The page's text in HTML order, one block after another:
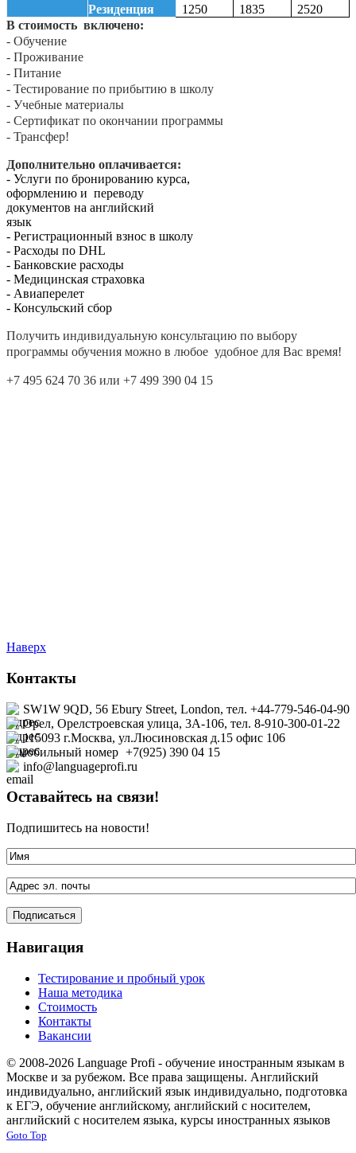
Резиденция
1250 1835
2520
В стоимость включено:
- Обучение
- Проживание
- Питание
- Тестирование по прибытию в школу
- Учебные материалы
- Сертификат по окончании программы
- Трансфер!
Дополнительно оплачивается:
- Услуги по бронированию курса,
оформлению и переводу
документов на английский
язык
- Регистрационный взнос в школу
- Расходы по DHL
- Банковские расходы
- Медицинская страховка
- Авиаперелет
- Консульский сбор
Получить индивидуальную консультацию по выбору
программы обучения можно в любое удобное для Вас время!
+7 495 624 70 36 или +7 499 390 04 15
Наверх
Контакты
SW1W 9QD, 56 Ebury Street, London, тел. +44-779-546-04-90
Орел, Орелстроевская улица, 3А-106, тел. 8-910-300-01-22
115093 г.Москва, ул.Люсиновская д.15 офис 106
+7(925) 390 04 15
info@languageprofi.ru
Оставайтесь на связи!
Подпишитесь на новости!
Навигация
Тестирование и пробный урок
Наша методика
Стоимость
Контакты
Вакансии
© 2008-2026 Language Profi - обучение иностранным языкам в
Москве и за рубежом. Все права защищены. Английский
индивидуально, английский язык индивидуально, подготовка
к ЕГЭ, обучение английскому, английский с носителем,
английский с носителем языка, курсы иностранных языков
Goto Top